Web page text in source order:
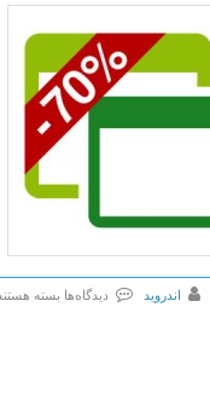
اندروید
دیدگاه‌هابسته هستند